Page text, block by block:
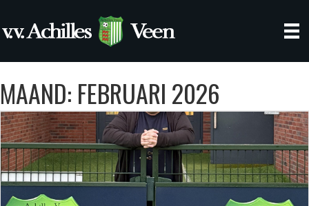
MAAND: FEBRUARI 2026